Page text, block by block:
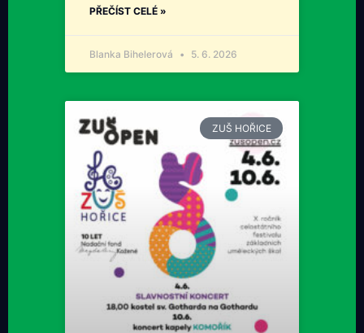
PŘEČÍST CELÉ »
Blanka Bihelerová 5. 6. 2026
ZUŠ HOŘICE